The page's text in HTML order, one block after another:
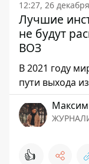
12:27, 26
Лучшие
не будут
ВОЗ
В 2021 году
пути выхода
👍